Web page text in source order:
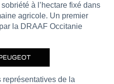
à l’hectare fixé dans
agricole. Un premier
la DRAAF Occitanie
de la